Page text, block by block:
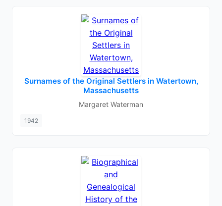
Surnames of the Original Settlers in Watertown,
Massachusetts
Margaret Waterman
1942